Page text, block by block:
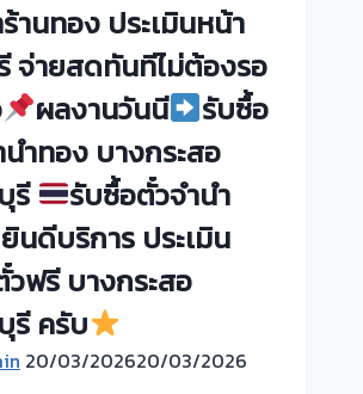
รับ
ไถ่ถอน
โรง
จำนำ
ร้าน
ทอง
ประเมิน
หน้า
ตั๋ว
ฟรี
จ่าย
านทอง ประเมินหน้า
จ่ายสดทันทีไม่ต้องรอ
ผลงานวันนี
รับซื้อ
ำทอง บางกระสอ
รี
รับซื้อตั๋วจำนำ
นดีบริการ ประเมิน
วฟรี บางกระสอ
รี ครับ
20/03/202620/03/2026